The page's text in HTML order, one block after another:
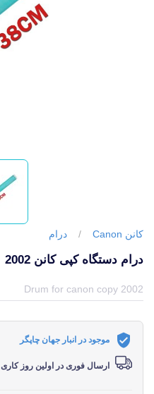
کانن Canon / درام
درام دستگاه کپی کانن 2002
Drum for canon copy 2002
موجود در انبار جهان چاپگر
ارسال فوری در اولین روز کاری